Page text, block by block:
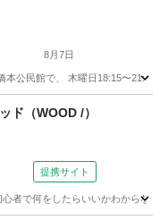
8月7日
公民館で、 木曜日18:15〜
合唱団
ド（WOOD /）
提携サイト
者で何をしたらいいかわから